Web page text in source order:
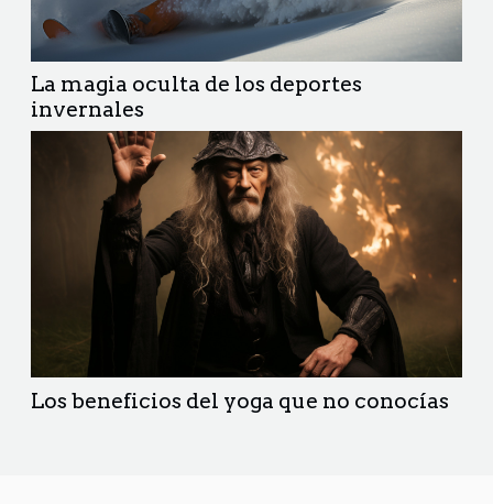
La magia oculta de los deportes
invernales
Los beneficios del yoga que no conocías